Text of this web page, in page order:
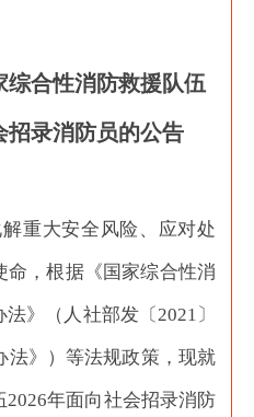
综合性消防救援队伍
招录消防员的公告
重大安全风险、应对处
，根据《国家综合性消
》（人社部发〔 2021〕
法》）等法规政策，现就
2026年面向社会招录消防